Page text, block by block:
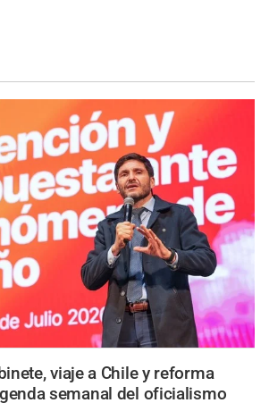
viaje a Chile y reforma
semanal del oficialismo